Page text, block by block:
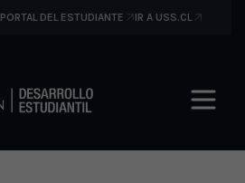
PORTAL DEL ESTUDIANTE IR A USS.CL